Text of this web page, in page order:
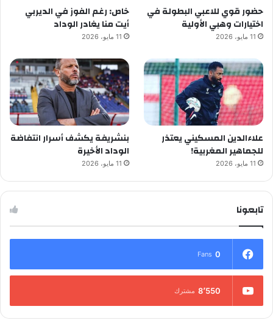
حضور قوي للاعبي البطولة في
اختيارات وهبي الأولية
11 مايو، 2026
خاص: رغم الفوز في الديربي
أيت منا يغادر الوداد
11 مايو، 2026
علاءالدين المسكيني يعتذر
للجماهير المغربية!
11 مايو، 2026
بنشريفة يكشف أسرار انتفاضة
الوداد الأخيرة
11 مايو، 2026
تابعونا
0
Fans
8٬550 مشترك